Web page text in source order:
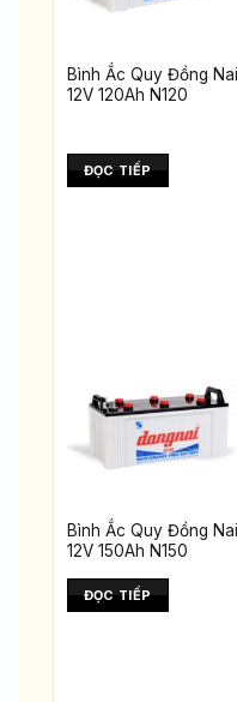
Bình Ắc Quy Đồng Nai
12V 120Ah N120
ĐỌC TIẾP
Bình Ắc Quy Đồng Nai
12V 150Ah N150
ĐỌC TIẾP